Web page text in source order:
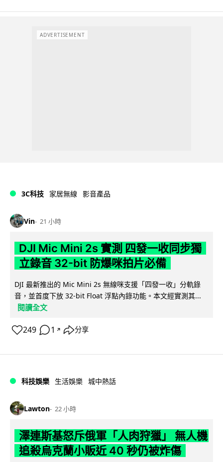
ADVERTISEMENT
3C科技 家居無線 影音產品
Vin 21 小時
DJI Mic Mini 2s 實測 四發一收同步獨
立錄音 32-bit 防爆咪拍片必備
DJI 最新推出的 Mic Mini 2s 無線咪支援「四發一收」分軌錄
音，並首度下放 32-bit Float 浮點內錄功能。本文經實測其...
閱讀全文
249 1 ↗ 分享
科技娛樂 生活娛樂 城中熱話
Lawton 22 小時
澤連斯基怒斥俄軍「人肉狩獵」 無人機
追殺烏克蘭小販近 40 秒仍被炸傷